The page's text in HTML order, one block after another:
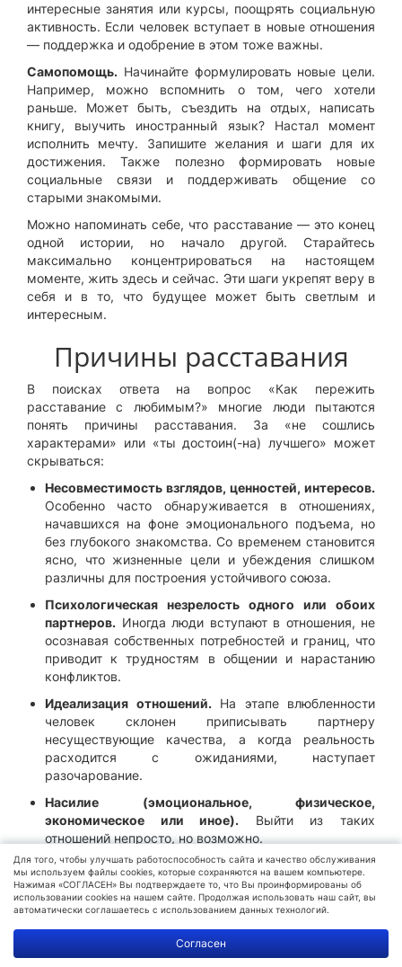
интересные занятия или курсы, поощрять социальную
активность. Если человек вступает в новые отношения
— поддержка и одобрение в этом тоже важны.
Самопомощь. Начинайте формулировать новые цели.
Например, можно вспомнить о том, чего хотели
раньше. Может быть, съездить на отдых, написать
книгу, выучить иностранный язык? Настал момент
исполнить мечту. Запишите желания и шаги для их
достижения. Также полезно формировать новые
социальные связи и поддерживать общение со
старыми знакомыми.
Можно напоминать себе, что расставание — это конец
одной истории, но начало другой. Старайтесь
максимально концентрироваться на настоящем
моменте, жить здесь и сейчас. Эти шаги укрепят веру в
себя и в то, что будущее может быть светлым и
интересным.
Причины расставания
В поисках ответа на вопрос «Как пережить
расставание с любимым?» многие люди пытаются
понять причины расставания. За «не сошлись
характерами» или «ты достоин(-на) лучшего» может
скрываться:
Несовместимость взглядов, ценностей, интересов.
Особенно часто обнаруживается в отношениях,
начавшихся на фоне эмоционального подъема, но
без глубокого знакомства. Со временем становится
ясно, что жизненные цели и убеждения слишком
различны для построения устойчивого союза.
Психологическая незрелость одного или обоих
партнеров. Иногда люди вступают в отношения, не
осознавая собственных потребностей и границ, что
приводит к трудностям в общении и нарастанию
конфликтов.
Идеализация отношений.На этапе влюбленности
человек склонен приписывать партнеру
несуществующие качества, а когда реальность
расходится с ожиданиями, наступает
разочарование.
Насилие (эмоциональное, физическое,
экономическое или иное). Выйти из таких
отношений непросто, но возможно.
Измена и утрата доверия.Не каждый человек готов
мириться с предательством, для кого-то это
однозначный повод для расставания.
Возрастные особенности тоже влияют на динамику
расставаний. В молодом возрасте (18–24 года)
Для того, чтобы улучшать работоспособность сайта и качество обслуживания
мы используем файлы cookies, которые сохраняются на вашем компьютере.
Нажимая «СОГЛАСЕН» Вы подтверждаете то, что Вы проинформированы об
использовании cookies на нашем сайте. Продолжая использовать наш сайт, вы
автоматически соглашаетесь с использованием данных технологий.
Согласен